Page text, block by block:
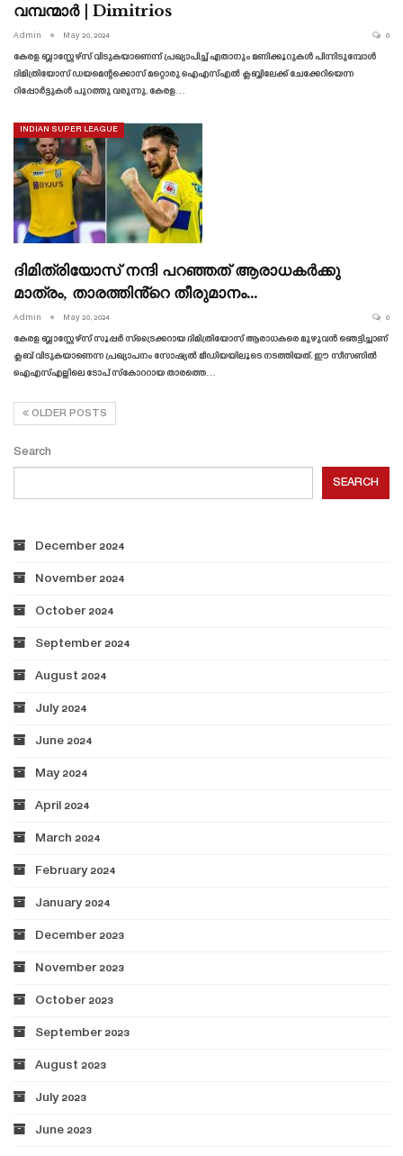
വമ്പന്മാർ | Dimitrios
Admin May 20, 2024 0
കേരള ബ്ലാസ്റ്റേഴ്‌സ് വിടുകയാണെന്ന് പ്രഖ്യാപിച്ച് ഏതാനും മണിക്കൂറുകൾ പിന്നിടുമ്പോൾ
ദിമിത്രിയോസ് ഡയമെന്റക്കൊസ് മറ്റൊരു ഐഎസ്എൽ ക്ലബ്ബിലേക്ക് ചേക്കേറിയെന്ന
റിപ്പോർട്ടുകൾ പുറത്തു വരുന്നു. കേരള…
INDIAN SUPER LEAGUE
ദിമിത്രിയോസ് നന്ദി പറഞ്ഞത് ആരാധകർക്കു
മാത്രം, താരത്തിൻ്റെ തീരുമാനം…
Admin May 20, 2024 0
കേരള ബ്ലാസ്റ്റേഴ്‌സ് സൂപ്പർ സ്‌ട്രൈക്കറായ ദിമിത്രിയോസ് ആരാധകരെ മുഴുവൻ ഞെട്ടിച്ചാണ്
ക്ലബ് വിടുകയാണെന്ന പ്രഖ്യാപനം സോഷ്യൽ മീഡിയയിലൂടെ നടത്തിയത്. ഈ സീസണിൽ
ഐഎസ്എല്ലിലെ ടോപ് സ്കോററായ താരത്തെ…
OLDER POSTS
Search
SEARCH
December 2024
November 2024
October 2024
September 2024
August 2024
July 2024
June 2024
May 2024
April 2024
March 2024
February 2024
January 2024
December 2023
November 2023
October 2023
September 2023
August 2023
July 2023
June 2023